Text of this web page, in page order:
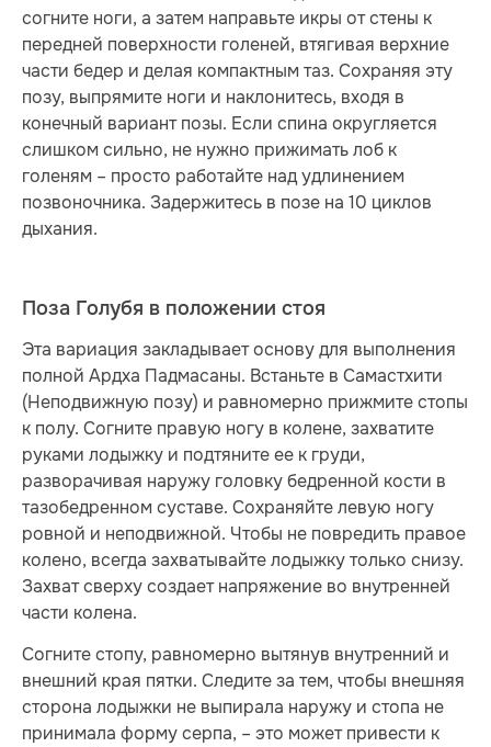
согните ноги, а затем направьте икры от стены к
перед­ней поверхности голеней, втягивая верхние
части бедер и делая компактным таз. Сохраняя эту
позу, выпрямите ноги и наклонитесь, входя в
конечный вариант позы. Если спина округляется
слишком сильно, не нужно прижимать лоб к
голеням – просто работайте над удлинением
позвоночника. Задержитесь в позе на 10 циклов
дыхания.
Поза Голубя в положении стоя
Эта вариация закладывает основу для выполнения
полной Ардха Падмасаны. Встаньте в Самастхити
(Неподвижную позу) и равномерно прижмите стопы
к полу. Согните правую ногу в колене, захватите
руками лодыжку и подтяните ее к груди,
разворачивая наружу головку бедренной кости в
тазобедренном суставе. Сохраняйте левую ногу
ровной и неподвижной. Чтобы не повредить правое
колено, всегда захватывайте лодыжку только снизу.
Захват сверху создает напряжение во внутренней
части колена.
Согните стопу, равномерно вытянув внутренний и
внешний края пятки. Следите за тем, чтобы внешняя
сторона лодыжки не выпирала наружу и стопа не
принимала форму серпа, – это может привести к